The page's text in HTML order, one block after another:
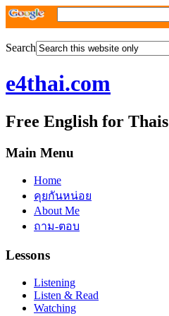
Search
e4thai.com
Free English for Thais
Main Menu
Home
คุยกันหน่อย
About Me
ถาม-ตอบ
Lessons
Listening
Listen & Read
Watching